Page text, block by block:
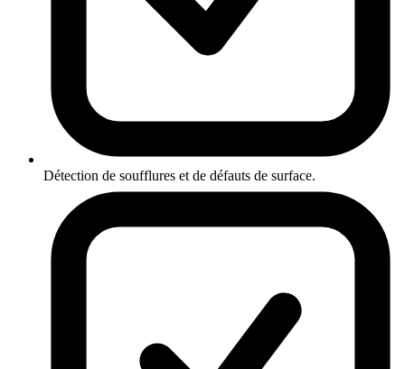
Détection de soufflures et de défauts de surface.